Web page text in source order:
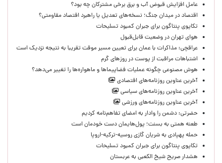
عامل افزایش قبوض آب و برق برخی مشترکان چه بود؟
اقتصاد در میدان جنگ؛ نسخه‌های تعدیل یا راهبرد اقتصاد مقاومتی؟
تکاپوی پنتاگون برای جبران کمبود تسلیحات
هوای تهران در وضعیت قابل‌قبول
عراقچی: مذاکرات با عمان برای تعیین مسیر موقت تقریبا به نتیجه نزدیک است
اشتباهات مراقبت از پوست در روزهای گرم
هوش مصنوعی چگونه عملیات فضاپیماها و ماهواره‌ها را تغییر می‌دهد؟
آخرین عناوین روزنامه‌های اقتصادی
آخرین عناوین روزنامه‌های سیاسی
آخرین عناوین روزنامه‌های ورزشی
حضرتی: دشمن را وادار به امضای تفاهم‌نامه کردیم
طعنه همتی به بسنت؛ پول‌هایمان دست خودمان است
حمله پهپادی به شریان گازی روسیه-ترکیه-اروپا
تکاپوی پنتاگون برای جبران کمبود تسلیحات
هشدار صریح شیخ الکعبی به عربستان